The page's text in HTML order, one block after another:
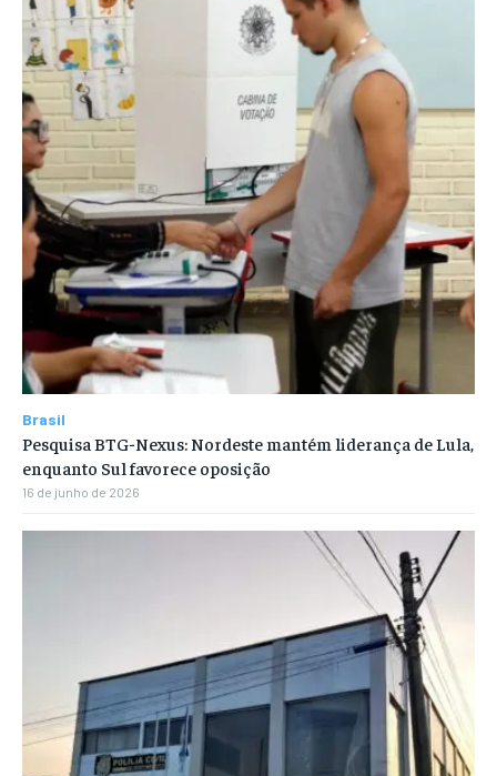
Brasil
Pesquisa BTG-Nexus: Nordeste mantém liderança de Lula,
enquanto Sul favorece oposição
16 de junho de 2026